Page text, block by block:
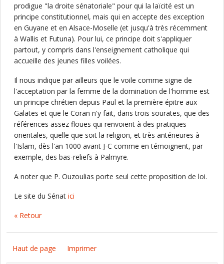
prodigue "la droite sénatoriale" pour qui la laïcité est un
principe constitutionnel, mais qui en accepte des exception
en Guyane et en Alsace-Moselle (et jusqu'à très récemment
à Wallis et Futuna). Pour lui, ce principe doit s'appliquer
partout, y compris dans l'enseignement catholique qui
accueille des jeunes filles voilées.
Il nous indique par ailleurs que le voile comme signe de
l'acceptation par la femme de la domination de l'homme est
un principe chrétien depuis Paul et la première épitre aux
Galates et que le Coran n'y fait, dans trois sourates, que des
références assez floues qui renvoient à des pratiques
orientales, quelle que soit la religion, et très antérieures à
l'Islam, dès l'an 1000 avant J-C comme en témoignent, par
exemple, des bas-reliefs à Palmyre.
A noter que P. Ouzoulias porte seul cette proposition de loi.
Le site du Sénat ici
« Retour
Haut de page Imprimer